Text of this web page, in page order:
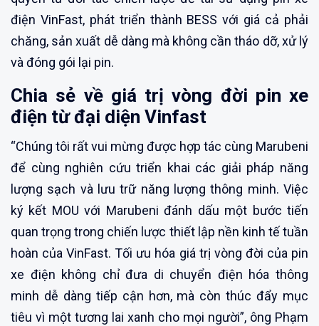
điện VinFast, phát triển thành BESS với giá cả phải
chăng, sản xuất dễ dàng mà không cần tháo dỡ, xử lý
và đóng gói lại pin.
Chia sẻ về giá trị vòng đời pin xe
điện từ đại diện Vinfast
“Chúng tôi rất vui mừng được hợp tác cùng Marubeni
để cùng nghiên cứu triển khai các giải pháp năng
lượng sạch và lưu trữ năng lượng thông minh. Việc
ký kết MOU với Marubeni đánh dấu một bước tiến
quan trọng trong chiến lược thiết lập nền kinh tế tuần
hoàn của VinFast. Tối ưu hóa giá trị vòng đời của pin
xe điện không chỉ đưa di chuyển điện hóa thông
minh dễ dàng tiếp cận hơn, mà còn thúc đẩy mục
tiêu vì một tương lai xanh cho mọi người”, ông Phạm